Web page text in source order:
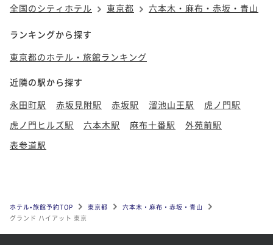
全国のシティホテル
東京都 六本木・麻布・赤坂・青山
ランキングから探す
東京都のホテル・旅館ランキング
近隣の駅から探す
永田町駅
赤坂見附駅 赤坂駅 溜池山王駅
虎ノ門駅
虎ノ門ヒルズ駅
六本木駅 麻布十番駅
外苑前駅
表参道駅
ホテル•旅館予約TOP 東京都
六本木・麻布・赤坂・青山
グランド ハイアット 東京